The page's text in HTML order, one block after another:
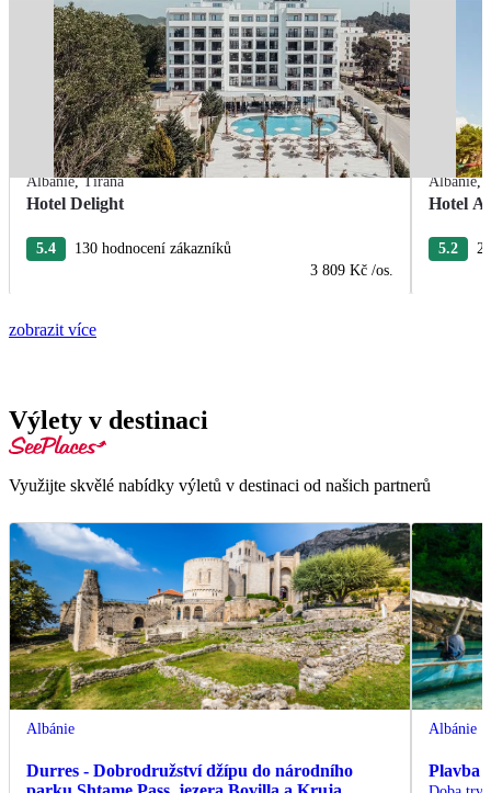
Albánie,Tirana
Hotel Delight
5.4
130 hodnocení zákazníků
3 809 Kč /os.
Albánie,
Hotel
5.2
zobrazit více
Výlety v destinaci
Využijte skvělé nabídky výletů v destinaci od našich partnerů
Albánie
Durres - Dobrodružství džípu do národního
Albánie
Plavba